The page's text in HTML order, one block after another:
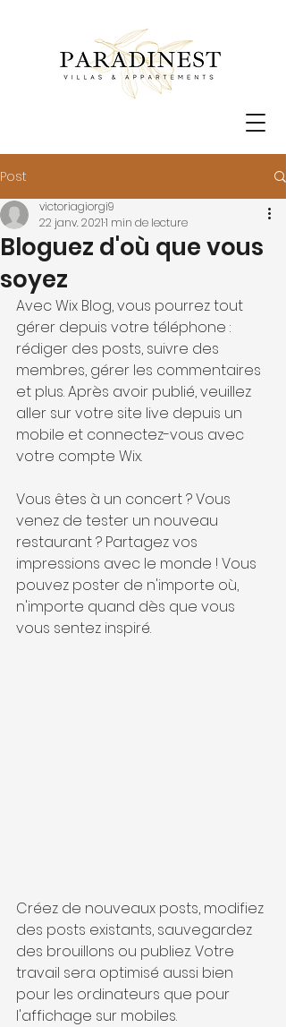
Post
Bloguez d'où que vous
soyez
victoriagiorgi9
22 janv. 20211 min de lecture
Avec Wix Blog, vous pourrez tout
gérer depuis votre téléphone :
rédiger des posts, suivre des
membres, gérer les commentaires
et plus. Après avoir publié, veuillez
aller sur votre site live depuis un
mobile et connectez-vous avec
votre compte Wix.
Vous êtes à un concert ? Vous
venez de tester un nouveau
restaurant ? Partagez vos
impressions avec le monde ! Vous
pouvez poster de n'importe où,
n'importe quand dès que vous
vous sentez inspiré.
Créez de nouveaux posts, modifiez
des posts existants, sauvegardez
des brouillons ou publiez. Votre
travail sera optimisé aussi bien
pour les ordinateurs que pour
l'affichage sur mobiles.